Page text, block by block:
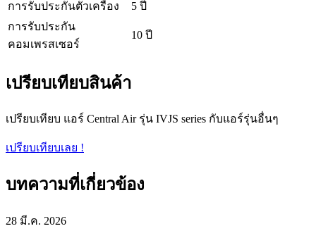
การรับประกันตัวเครื่อง
5 ปี
การรับประกัน
คอมเพรสเซอร์
10 ปี
เปรียบเทียบสินค้า
เปรียบเทียบ แอร์ Central Air รุ่น IVJS series กับแอร์รุ่นอื่นๆ
เปรียบเทียบเลย !
บทความที่เกี่ยวข้อง
28 มี.ค. 2026